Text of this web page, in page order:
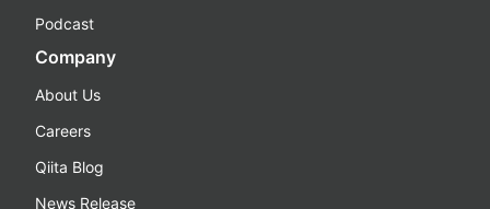
Podcast
Company
About Us
Careers
Qiita Blog
News Release